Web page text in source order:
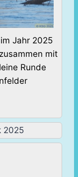
Jahr 2025
mit
Runde
2025